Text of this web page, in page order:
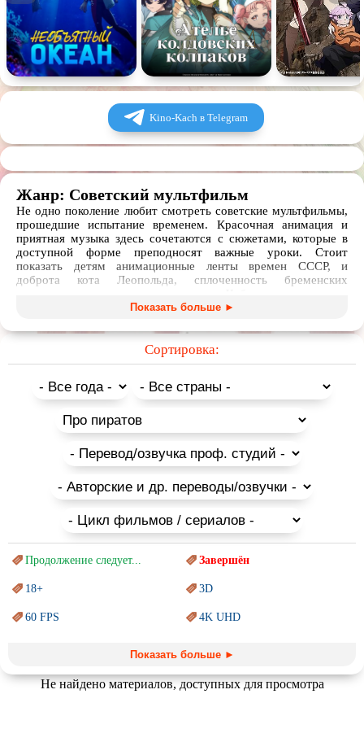
Kino-Kach в Telegram
Жанр: Советский мультфильм
Не одно поколение любит смотреть советские мультфильмы,
прошедшие испытание временем. Красочная анимация и
приятная музыка здесь сочетаются с сюжетами, которые в
доступной форме преподносят важные уроки. Стоит
показать детям анимационные ленты времен СССР, и
доброта кота Леопольда, сплоченность бременских
восхищение у малышей.
В нашем сборнике советских мультфильмов, любой из
которых можно посмотреть онлайн или скачать через
торрент, представлены самые лучшие представители жанра,
Серия «В мире сказок»
Коллекция «Мульт-Салют»
Подборки от режиссеров студии «Пилот»
Сюжеты мультфильмов производства Советского Союза
создавались с поправкой на особенности психики малышей,
поэтому даже отрицательные персонажи не вызовут испуга:
они обязательно будут побеждены смелыми и добрыми
героями. Советские мультфильмы для детей и взрослых
Показать больше ►
Сортировка:
Продолжение следует... Завершён
18+ 3D
60 FPS 4K UHD
Marvel PIXAR
Показать больше ►
Не найдено материалов, доступных для просмотра